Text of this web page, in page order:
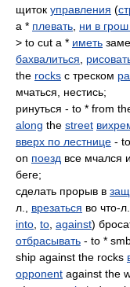
щиток управления (
a * плевать ни в грош
> to cut а * иметь
бахвалиться
the rocks с треском
мчаться, нестись;
ринуться - to * from
along thе street
вверх по лестнице -
оn поезд все мчался
беге;
сделать прорыв в
л., врезаться во что-
into to against)
отбрасывать - to *
ship against the rocks
opponent against the